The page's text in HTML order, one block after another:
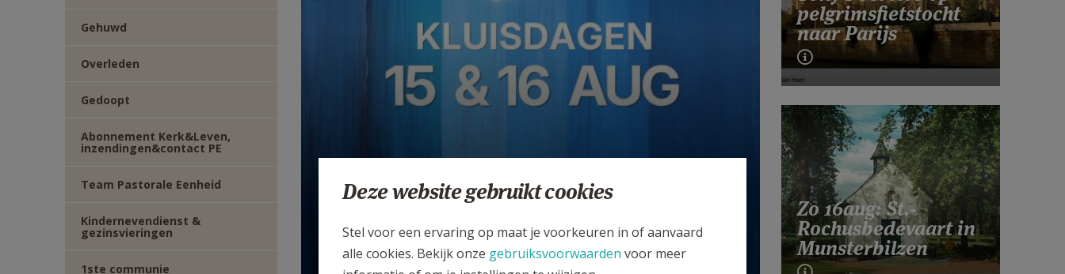
Gehuwd
Overleden
Gedoopt
Abonnement Kerk&Leven,
inzendingen&contact PE
Team Pastorale Eenheid
Kindernevendienst &
gezinsvieringen
1ste communie
Kluisdagen 2026 Vrijhern;
'Teveredenheid en Dank'
PASTORALE EENHEID HEILIGE MARIA MAGDALENA HOESELT
pelgrimsfietstocht
naar Parijs
Zo 16aug: St.-
Rochusbedevaart in
Munsterbilzen
Deze website gebruikt cookies
Stel voor een ervaring op maat je voorkeuren in of aanvaard
alle cookies. Bekijk onze gebruiksvoorwaarden voor meer